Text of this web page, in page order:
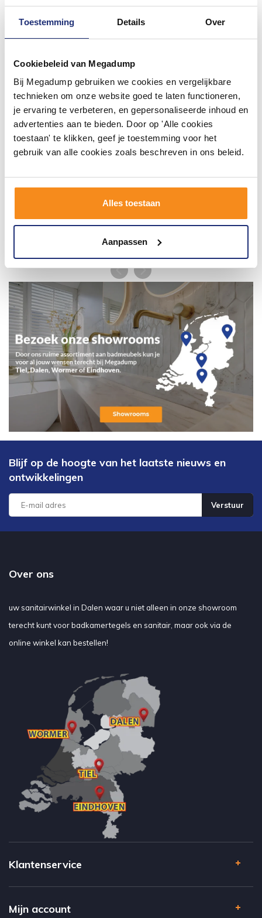
Toestemming Details Over
Cookiebeleid van Megadump
Bij Megadump gebruiken we cookies en vergelijkbare
technieken om onze website goed te laten functioneren,
je ervaring te verbeteren, en gepersonaliseerde inhoud en
advertenties aan te bieden. Door op 'Alle cookies
toestaan' te klikken, geef je toestemming voor het
gebruik van alle cookies zoals beschreven in ons beleid.
Alles toestaan
Aanpassen
Wij geloven in de kracht van delen. Deel jouw
badkamer op Instagram met #mijndroombadkamer
en tag @megadumpnl. Samen bouwen we een
inspirerende omgeving vol met unieke
badkamerstijlen. Doe je mee?
Blijf op de hoogte van het laatste nieuws en
ontwikkelingen
Verstuur
Over ons
uw sanitairwinkel in Dalen waar u niet alleen in onze showroom
terecht kunt voor badkamertegels en sanitair, maar ook via de
online winkel kan bestellen!
Klantenservice
Mijn account